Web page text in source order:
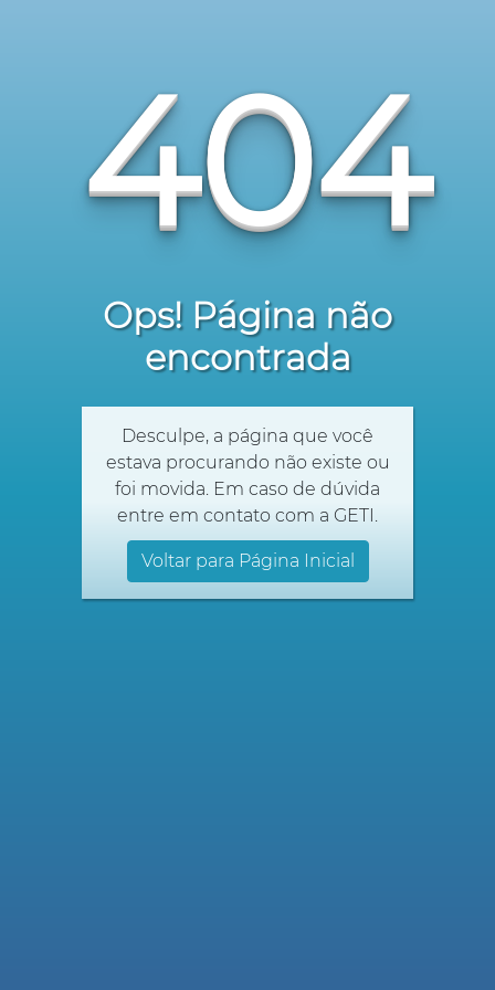
404
Ops! Página não
encontrada
Desculpe, a página que você
estava procurando não existe ou
foi movida. Em caso de dúvida
entre em contato com a GETI.
Voltar para Página Inicial